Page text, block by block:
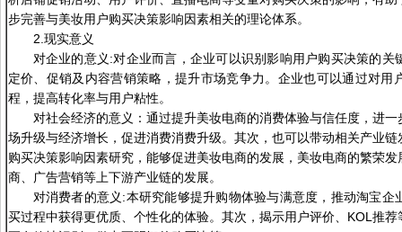
步完善与美妆用户购买决策影响因素相关的理论体系。
2.现实意义
对企业的意义:对企业而言，企业可以识别影响用户购买决策的关
定价、促销及内容营销策略，提升市场竞争力。企业也可以通过对用
程，提高转化率与用户粘性。
对社会经济的意义：通过提升美妆电商的消费体验与信任度，进
场升级与经济增长，促进消费消费升级。其次，也可以带动相关产业
购买决策影响因素研究，能够促进美妆电商的发展，美妆电商的繁荣
商、广告营销等上下游产业链的发展。
对消费者的意义:本研究能够提升购物体验与满意度，推动淘宝企
买过程中获得更优质、个性化的体验。其次，揭示用户评价、KOL推